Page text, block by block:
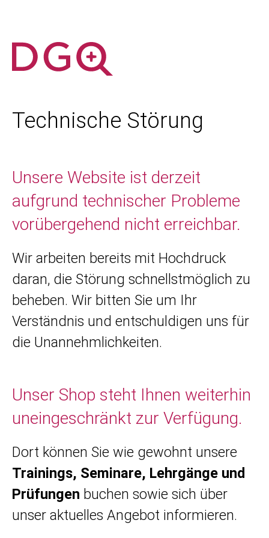
Technische Störung
Unsere Website ist derzeit
aufgrund technischer Probleme
vorübergehend nicht erreichbar.
Wir arbeiten bereits mit Hochdruck
daran, die Störung schnellstmöglich zu
beheben. Wir bitten Sie um Ihr
Verständnis und entschuldigen uns für
die Unannehmlichkeiten.
Unser Shop steht Ihnen weiterhin
uneingeschränkt zur Verfügung.
Dort können Sie wie gewohnt unsere
Trainings, Seminare, Lehrgänge und
Prüfungen buchen sowie sich über
unser aktuelles Angebot informieren.